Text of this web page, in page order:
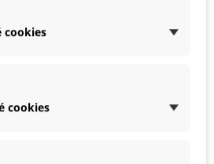
cookies
cookies